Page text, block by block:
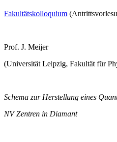
Fakultätskolloquium
Prof. J. Meijer
(Universität Leipzig, Fakultät für
Schema zur Herstellung eines
NV Zentren in Diamant